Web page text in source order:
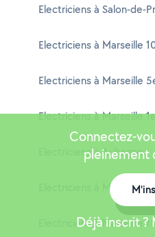
Electriciens à Salon-de-
Electriciens à Marseille
Electriciens à Marseille
Electriciens à Marseille
Electriciens à Aubagne
Electriciens à Marseille
Electriciens à Marseille
Connectez-
pleinement
Déjà inscrit